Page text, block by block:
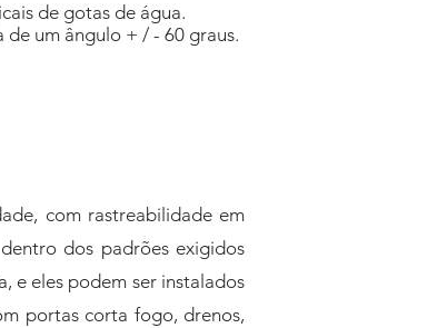
de gotas de água.
um ângulo + / - 60 graus.
com rastreabilidade em
dos padrões exigidos
e eles podem ser instalados
portas corta fogo, drenos,